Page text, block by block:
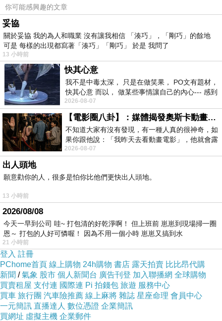
東京著衣-MAYUKI 花邊高腰細百褶短裙(共四
色)-4011340
FASHION 】
你可能感興趣的文章
妥協
關於妥協 我的為人和職業 沒有讓我相信 「湊巧」，「剛巧」的餘地
可是 每樣的出現都寫著「湊巧」「剛巧」 於是 我問了
13 小時前
快其心意
我不是中毒太深， 只是在做笑果， PO文有題材，
快其心意 而以， 做某些事情讓自己的內心--- 感到
愉快。
2026-08-07
【電影圈八卦】：媒體揭發奧斯卡動畫項目投票醜聞！好萊塢為什麼看不起動畫電影？
不知道大家有沒有發現，有一種人真的很神奇，如
果你跟他說：「我昨天去看動畫電影」，他就會露
出一種慈祥的微笑，然後問你是不是陪小
2026-08-07
出人頭地
願意勸你的人，很多是怕你比他們更快出人頭地。
13 小時前
2026/08/08
今天一早到公司 哇~ 打包清的好乾淨啊！ 但上班前 崽崽到現場掃一圈
恩～ 打包的人好可憐喔！ 因為不用一個小時 崽崽又搞到水
21 小時前
登入 註冊
PChome首頁 線上購物 24h購物 書店 露天拍賣 比比昂代購
新聞 /氣象 股市 個人新聞台 廣告刊登 加入聯播網 全球購物
買賣租屋 支付連 國際連 Pi 拍錢包 旅遊 服務中心
買車 旅行團 汽車險推薦 線上麻將 雜誌 星座命理 會員中心
一元簡訊 直播達人 數位憑證 企業簡訊
買網址 虛擬主機 企業郵件